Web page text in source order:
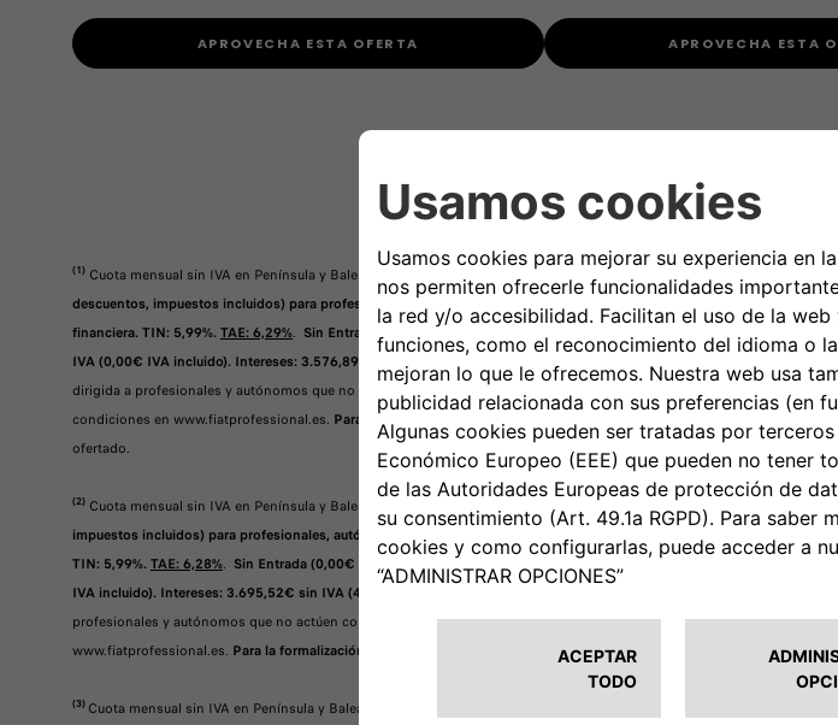
APROVECHA ESTA OFERTA APROVECHA ESTA
(1) Cuota mensual sin IVA en Península y Baleares de 251€ al mes, para una duración de 48 meses y 60.000 kms en un
descuentos, impuestos incluidos) para profesionales, autónomos o Pymes. Precio financiando y al contado sin IVA
financiera. TIN: 5,99%.TAE: 6,29%. Sin Entrada (0,00€ IVA incluido), 48 cuotas de 251€ sin IVA (303,71€ IVA
IVA (0,00€ IVA incluido). Intereses: 3.576,89€ sin IVA (4.328,04€ IVA incluido). Coste total del crédito: 3.576,89€ sin
dirigida a profesionales y autónomos que no actúen con un propósito ajeno a su actividad comercial, empresarial,
condiciones en www.fiatprofessional.es. Para la formalización del leasing es necesario abonar al inicio del contrato
ofertado.
(2) Cuota mensual sin IVA en Península y Baleares de 248€ al mes, para una duración de 48 meses y 60.000 kms en un
impuestos incluidos) para profesionales, autónomos o Pymes. Precio financiando y al contado sin IVA 19.527,14€, a
TIN: 5,99%.TAE: 6,28%. Sin Entrada (0,00€ IVA incluido), 48 cuotas de 248€ sin IVA (300,08€ IVA incluido) y una
IVA incluido). Intereses: 3.695,52€ sin IVA (4.471,58€ IVA incluido). Coste total del crédito: 3.695,52€ sin IVA
profesionales y autónomos que no actúen con un propósito ajeno a su actividad comercial, empresarial, oficio o
www.fiatprofessional.es. Para la formalización del leasing es necesario abonar al inicio del contrato una fianza de
(3) Cuota mensual sin IVA en Península y Baleares de 296€ al mes, para una duración de 48 meses y 40.000 kms en un